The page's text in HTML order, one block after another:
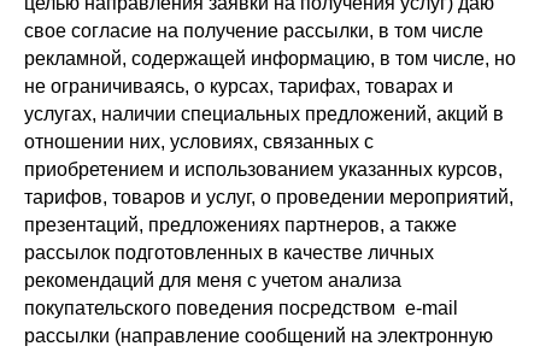
свое согласие на получение рассылки, в том числе
рекламной, содержащей информацию, в том числе, но
не ограничиваясь, о курсах, тарифах, товарах и
услугах, наличии специальных предложений, акций в
отношении них, условиях, связанных с
приобретением и использованием указанных курсов,
тарифов, товаров и услуг, о проведении мероприятий,
презентаций, предложениях партнеров, а также
рассылок подготовленных в качестве личных
рекомендаций для меня с учетом анализа
покупательского поведения посредством e-mail
рассылки (направление сообщений на электронную